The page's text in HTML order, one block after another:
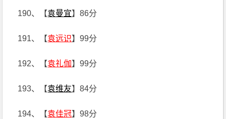
190、【袁曼宜】86分
191、【袁远识】99分
192、【袁礼伽】99分
193、【袁维友】84分
194、【袁佳冠】98分